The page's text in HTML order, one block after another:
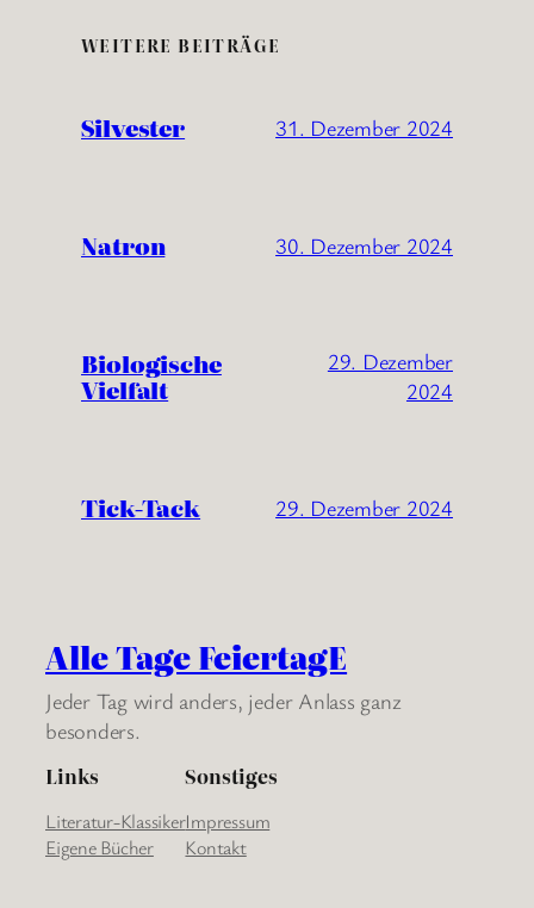
WEITERE BEITRÄGE
Silvester 31. Dezember 2024
Natron 30. Dezember 2024
Biologische
Vielfalt
29. Dezember
2024
Tick-Tack 29. Dezember 2024
Alle Tage FeiertagE
Jeder Tag wird anders, jeder Anlass ganz
besonders.
Links
Literatur-Klassiker
Eigene Bücher
Sonstiges
Impressum
Kontakt